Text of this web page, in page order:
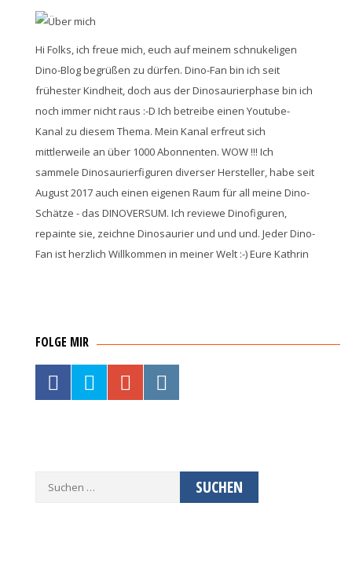
Hi Folks, ich freue mich, euch auf meinem schnukeligen
Dino-Blog begrüßen zu dürfen. Dino-Fan bin ich seit
frühester Kindheit, doch aus der Dinosaurierphase bin ich
noch immer nicht raus :-D Ich betreibe einen Youtube-
Kanal zu diesem Thema. Mein Kanal erfreut sich
mittlerweile an über 1000 Abonnenten. WOW !!! Ich
sammele Dinosaurierfiguren diverser Hersteller, habe seit
August 2017 auch einen eigenen Raum für all meine Dino-
Schätze - das DINOVERSUM. Ich reviewe Dinofiguren,
repainte sie, zeichne Dinosaurier und und und. Jeder Dino-
Fan ist herzlich Willkommen in meiner Welt :-) Eure Kathrin
FOLGE MIR
Suche